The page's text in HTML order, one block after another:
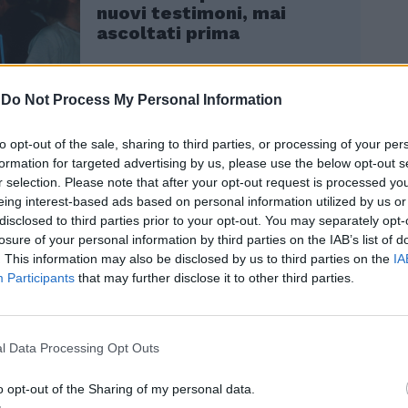
Do Not Process My Personal Information
opt-out of the sale, sharing to third parties, or processing of your
for targeted advertising by us, please use the below opt-out
selection. Please note that after your opt-out request is processed
interest-based ads based on personal information utilized by us
to third parties prior to your opt-out. You may separately
of your personal information by third parties on the IAB’s list of
This information may also be disclosed by us to third parties on the
Participants that may further disclose it to other third parties.
Data Processing Opt Outs
opt-out of the Sharing of my personal data.
nuovi testimoni, mai
ascoltati prima
de Lo stato delle cose, il
di Massimo Giletti su Rai3, va in onda
È quella di una telefonata tra
Francesco Marchetto e l'ex capo di
arriva a ipotizzare che l’operaio possa
minacciato per ritrattare quelle
Come noto nella nuova inchiesta c'è un
omicidio in concorso con altri, Andrea
allora fidanzato di Chiara Poggi. Antonio
da quanto detto dal padre di